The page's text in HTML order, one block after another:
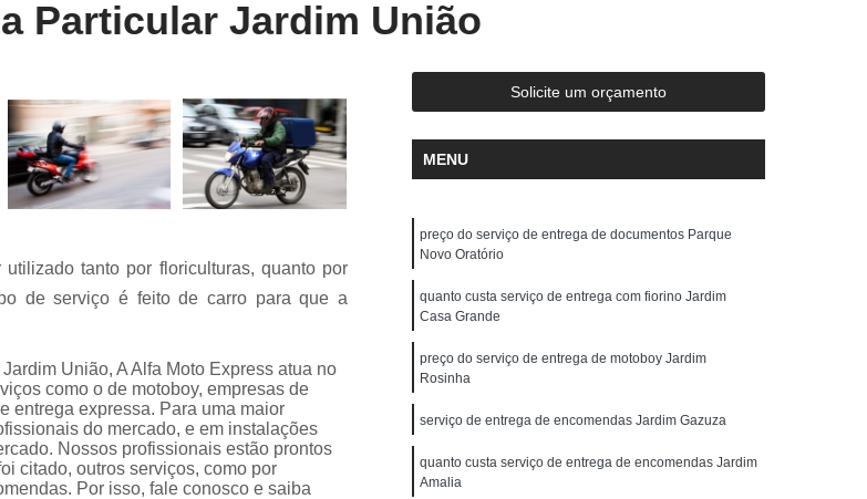
Entrega Rápida de Farmácia
Entrega Rápida de Medicamentos
Entrega Rápida Medicamentos
Entrega Rápida Moto
Entrega Rápida Motoboy
Entrega Rápida Remédio
Motoboy Entrega Documentos
Motoboy Entrega Rápida
Motoboy para Entrega
Motoboy para Entrega de Medicamentos
Motoboy para Reconhecer Firma
Motoboy para Retirada de Exames
Serviço de Entrega com Fiorino
Serviço de Entrega de Encomendas
Serviço de Entrega de Flores
Serviço de Entrega de Motoboy
Serviço de Entrega de Presentes
Serviço de Entrega Encomendas
Serviço de Entrega Farmácia
Serviço de Entrega Fiorino
Serviço de Entrega Motoboy
Particular Jardim União
tanto por floriculturas, quanto por
de serviço é feito de carro para que a
União, A Alfa Moto Express atua no
como o de motoboy, empresas de
entrega expressa. Para uma maior
do mercado, e em instalações
Nossos profissionais estão prontos
citado, outros serviços, como por
Por isso, fale conosco e saiba
Solicite um orçamento
MENU
preço do serviço de entrega de documentos Parque
Novo Oratório
quanto custa serviço de entrega com fiorino Jardim
Casa Grande
preço do serviço de entrega de motoboy Jardim
Rosinha
serviço de entrega de encomendas Jardim Gazuza
quanto custa serviço de entrega de encomendas Jardim
Amalia